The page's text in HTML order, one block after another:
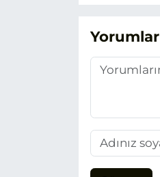
Yorumlar